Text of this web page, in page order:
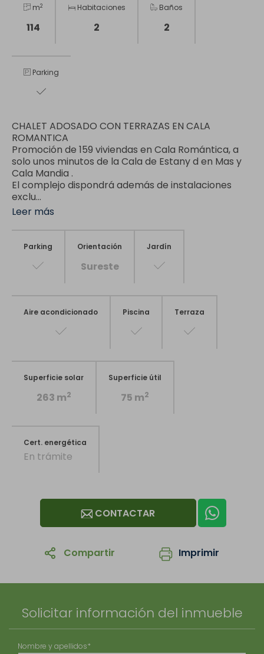
m2
114
Habitaciones
2
Baños
2
Parking
CHALET ADOSADO CON TERRAZAS EN CALA
ROMANTICA
Promoción de 159 viviendas en Cala Romántica, a
solo unos minutos de la Cala de Estany d en Mas y
Cala Mandia .
El complejo dispondrá además de instalaciones
exclu...
Leer más
Parking Orientación
Sureste
Jardín
Aire acondicionado Piscina Terraza
Superficie solar
263 m2
Superficie útil
75 m2
Cert. energética
En trámite
CONTACTAR
Compartir Imprimir
Solicitar información del inmueble
Nombre y apellidos*